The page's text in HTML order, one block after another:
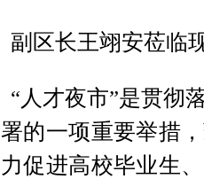
副区长王翊安莅临
“人才夜市”是贯彻
的一项重要举措
促进高校毕业生